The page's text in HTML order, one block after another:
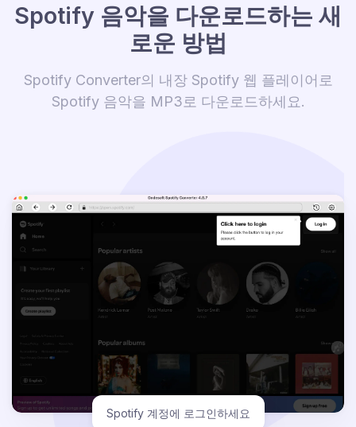
Spotify 음악을 다운로드하는 새
로운 방법
Spotify Converter의 내장 Spotify 웹 플레이어로
Spotify 음악을 MP3로 다운로드하세요.
Spotify 노래 선택